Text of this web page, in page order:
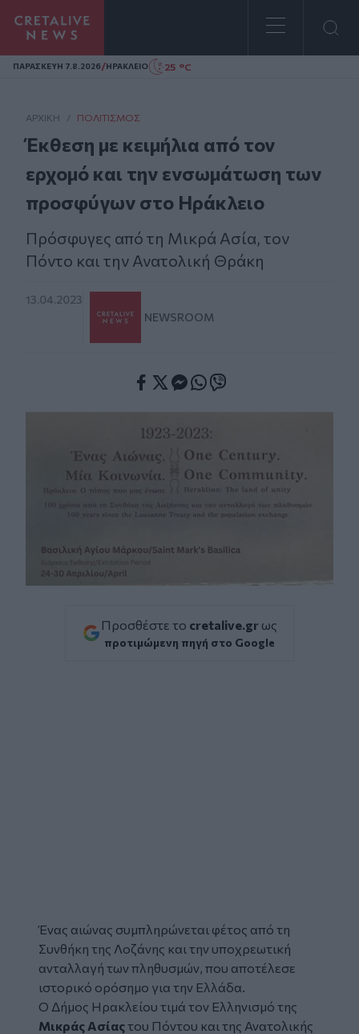
Homepage
ΠΑΡΑΣΚΕΥΗ 7.8.2026/ΗΡΑΚΛΕΙΟ 25 °C
ΑΡΧΙΚΗ / ΠΟΛΙΤΙΣΜΌΣ
Έκθεση με κειμήλια από τον
ερχομό και την ενσωμάτωση των
προσφύγων στο Ηράκλειο
Πρόσφυγες από τη Μικρά Ασία, τον
Πόντο και την Ανατολική Θράκη
13.04.2023
NEWSROOM
Προσθέστε το cretalive.gr ως
προτιμώμενη πηγή στο Google
Ένας αιώνας συμπληρώνεται φέτος από τη
Συνθήκη της Λοζάνης και την υποχρεωτική
ανταλλαγή των πληθυσμών, που αποτέλεσε
ιστορικό ορόσημο για την Ελλάδα.
Ο Δήμος Ηρακλείου τιμά τον Ελληνισμό της
Μικράς Ασίαςτου Πόντου και της Ανατολικής